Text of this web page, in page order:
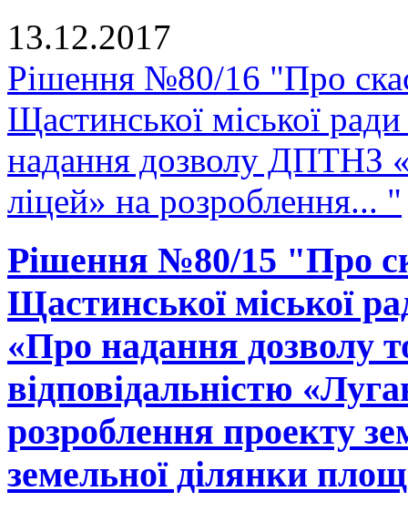
13.12.2017
Рішення №80/16 "Про
Щастинської міської
надання дозволу ДПТНЗ
ліцей» на розроблення... "
Рішення №80/15 "Про
Щастинської міської
«Про надання дозволу
відповідальністю
розроблення проекту
земельної ділянки